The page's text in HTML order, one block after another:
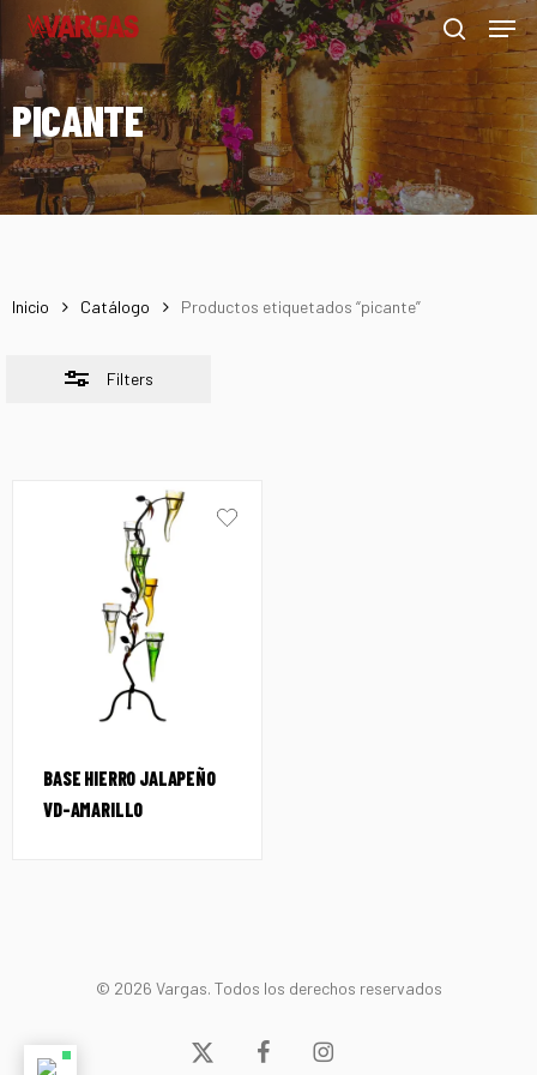
Skip
main
content
search
Menu
PICANTE
Inicio Catálogo Productos etiquetados “picante”
Filters
Close
Filters
BASE HIERRO JALAPEÑO
VD-AMARILLO
© 2026 Vargas. Todos los derechos reservados
x-
facebookinstagram
Menu